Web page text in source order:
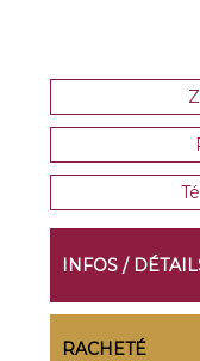
INFOS /
RACHETÉ